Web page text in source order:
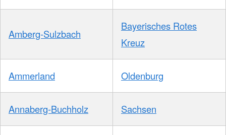
Amberg-Sulzbach
Bayerisches Rotes
Kreuz
Ammerland Oldenburg
Annaberg-Buchholz Sachsen